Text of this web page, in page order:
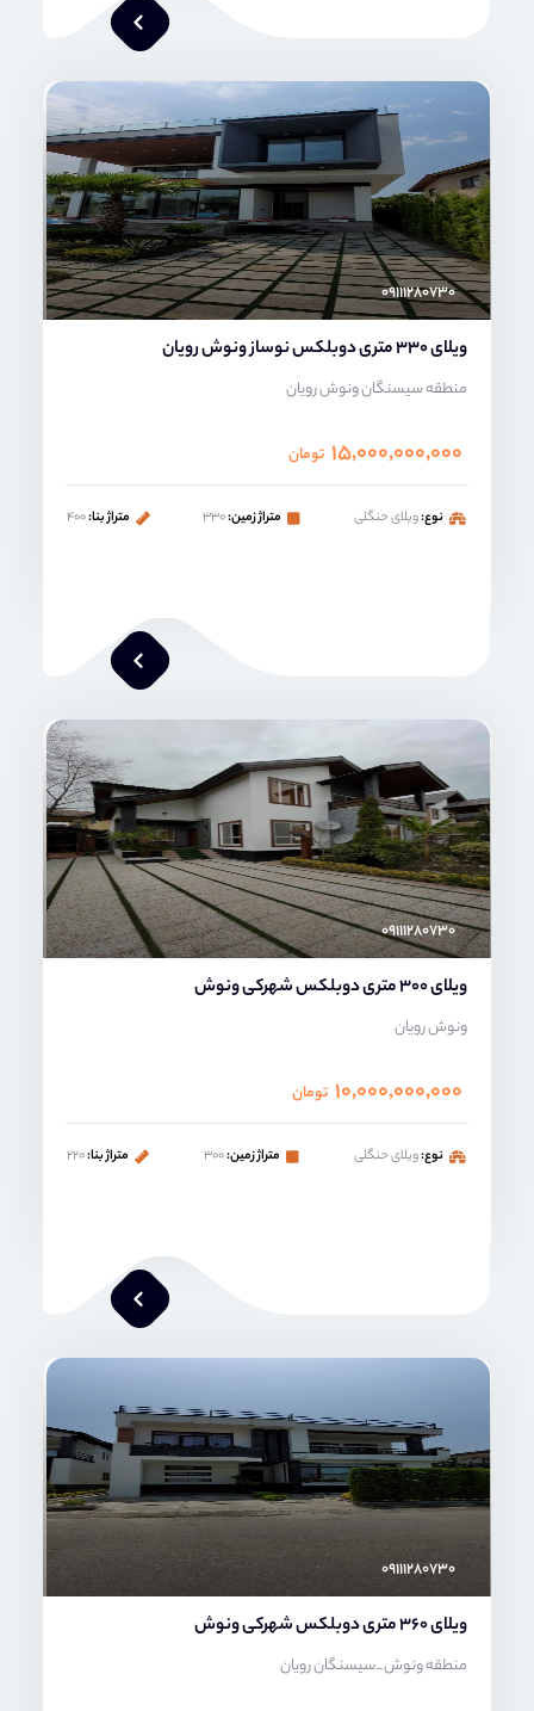
محمد صنعتی
۰۹۱۱۱۲۸۰۷۳۰
ویلای 330 متری دوبلکس نوساز ونوش رویان
منطقه سیسنگان ونوش رویان
۱۵,۰۰۰,۰۰۰,۰۰۰ تومان
نوع:ویلای حنگلی متراژ زمین:۳۳۰ متراژ بنا:۴۰۰
محمد صنعتی
۰۹۱۱۱۲۸۰۷۳۰
ویلای 300 متری دوبلکس شهرکی ونوش
ونوش رویان
۱۰,۰۰۰,۰۰۰,۰۰۰ تومان
نوع:ویلای حنگلی متراژ زمین:۳۰۰ متراژ بنا:۲۲۰
۰۹۱۱۱۲۸۰۷۳۰
ویلای 360 متری دوبلکس شهرکی ونوش
منطقه ونوش_سیسنگان رویان